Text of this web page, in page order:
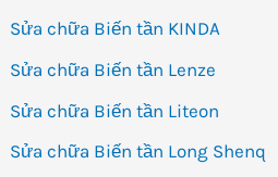
Sửa chữa Biến tần KINDA
Sửa chữa Biến tần Lenze
Sửa chữa Biến tần Liteon
Sửa chữa Biến tần Long Shenq